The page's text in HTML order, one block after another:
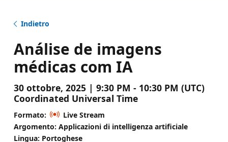
Indietro
Análise de imagens
médicas com IA
30 ottobre, 2025 | 9:30 PM - 10:30 PM (UTC)
Coordinated Universal Time
Formato:
Live Stream
Argomento: Applicazioni di intelligenza artificiale
Lingua: Portoghese